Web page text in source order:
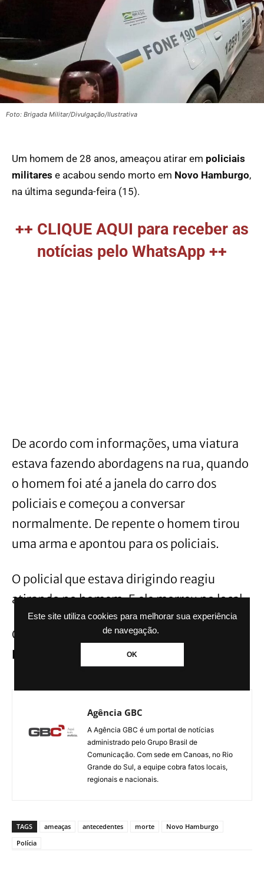
Este site utiliza cookies para melhorar sua experiência
de navegação.
OK
Foto: Brigada Militar/Divulgação/Ilustrativa
Um homem de 28 anos, ameaçou atirar em policiais
militares e acabou sendo morto em Novo Hamburgo,
na última segunda-feira (15).
++ CLIQUE AQUI para receber as
notícias pelo WhatsApp ++
De acordo com informações, uma viatura
estava fazendo abordagens na rua, quando
o homem foi até a janela do carro dos
policiais e começou a conversar
normalmente. De repente o homem tirou
uma arma e apontou para os policiais.
O policial que estava dirigindo reagiu
atirando no homem. E ele morreu no local.
O caso será investigado pela
Homicídios
de Novo Hamburgo.
Agência GBC
A Agência GBC é um portal de notícias
administrado pelo Grupo Brasil de
Comunicação. Com sede em Canoas, no Rio
Grande do Sul, a equipe cobra fatos locais,
regionais e nacionais.
TAGS ameaças antecedentes morte
Novo Hamburgo
Polícia